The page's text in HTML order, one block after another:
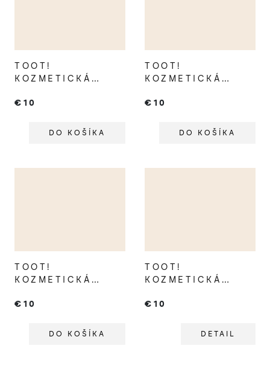
TOOT!
KOZMETICKÁ
CHAMELEON
€10
DO KOŠÍKA
TOOT!
KOZMETICKÁ
CHEETAH
€10
DO KOŠÍKA
TOOT!
KOZMETICKÁ
€10
DO KOŠÍKA
TOOT!
KOZMETICKÁ
STARFISH
€10
DETAIL